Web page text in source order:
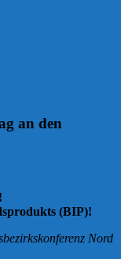
an den
(BIP)!
Nord